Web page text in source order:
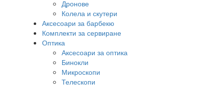
Дронове
Колела и скутери
Аксесоари за барбекю
Комплекти за сервиране
Оптика
Аксесоари за оптика
Бинокли
Микроскопи
Телескопи